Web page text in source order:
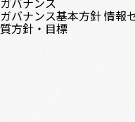
ガバナンス基本方針情報
質方針・目標